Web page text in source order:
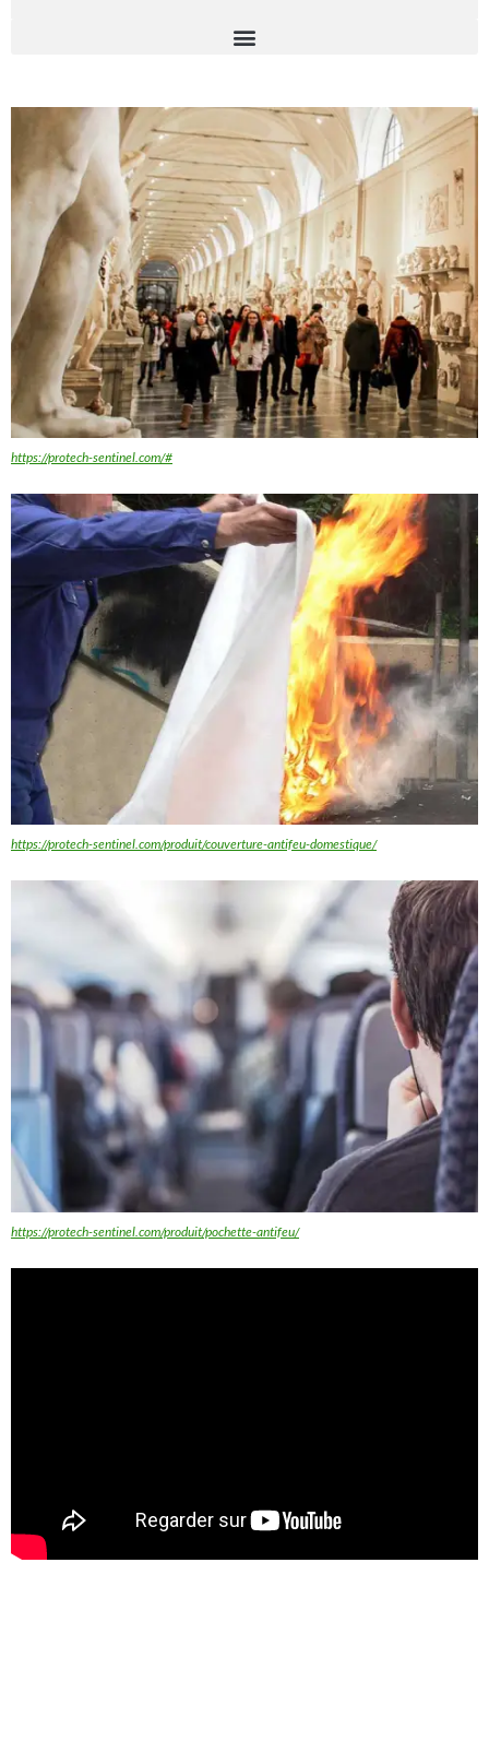
https://protech-sentinel.com/#
https://protech-sentinel.com/produit/couverture-antifeu-domestique/
https://protech-sentinel.com/produit/pochette-antifeu/